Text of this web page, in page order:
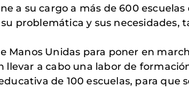
a su cargo a más de 600
problemática y sus necesidades,
Manos Unidas para poner en
llevar a cabo una labor de
de 100 escuelas, para